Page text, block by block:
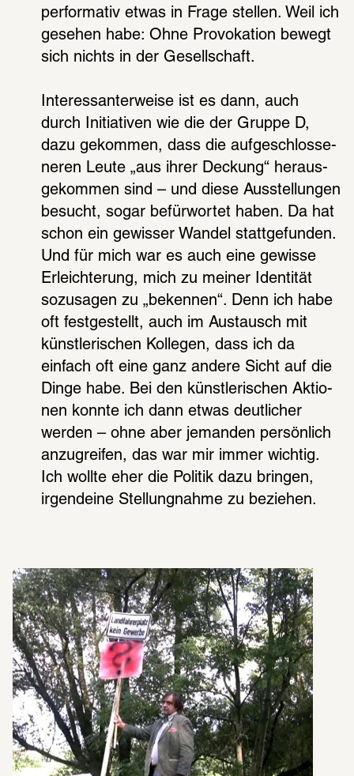
perfor­ma­tiv etwas in Frage stel­len. Weil ich
gese­hen habe: Ohne Provo­ka­tion bewegt
sich nichts in der Gesell­schaft.
Inter­es­san­ter­weise ist es dann, auch
durch Initia­ti­ven wie die der Gruppe D,
dazu gekom­men, dass die aufge­schlos­se­
ne­ren Leute „aus ihrer Deckung“ heraus­
ge­kom­men sind – und diese Ausstel­lun­gen
besucht, sogar befür­wor­tet haben. Da hat
schon ein gewis­ser Wandel statt­ge­fun­den.
Und für mich war es auch eine gewisse
Erleich­te­rung, mich zu meiner Iden­ti­tät
sozu­sa­gen zu „beken­nen“. Denn ich habe
oft fest­ge­stellt, auch im Austausch mit
künst­le­ri­schen Kolle­gen, dass ich da
einfach oft eine ganz andere Sicht auf die
Dinge habe. Bei den künst­le­ri­schen Aktio­
nen konnte ich dann etwas deut­li­cher
werden – ohne aber jeman­den persön­lich
anzu­grei­fen, das war mir immer wich­tig.
Ich wollte eher die Poli­tik dazu brin­gen,
irgend­eine Stel­lung­nahme zu bezie­hen.